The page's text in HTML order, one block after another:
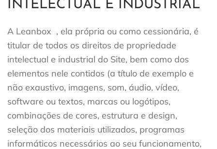
INTELECTUAL E INDUSTRIAL
A Leanbox , ela própria ou como cessionária, é
titular de todos os direitos de propriedade
intelectual e industrial do Site, bem como dos
elementos nele contidos (a título de exemplo e
não exaustivo, imagens, som, áudio, vídeo,
software ou textos, marcas ou logótipos,
combinações de cores, estrutura e design,
seleção dos materiais utilizados, programas
informáticos necessários ao seu funcionamento,